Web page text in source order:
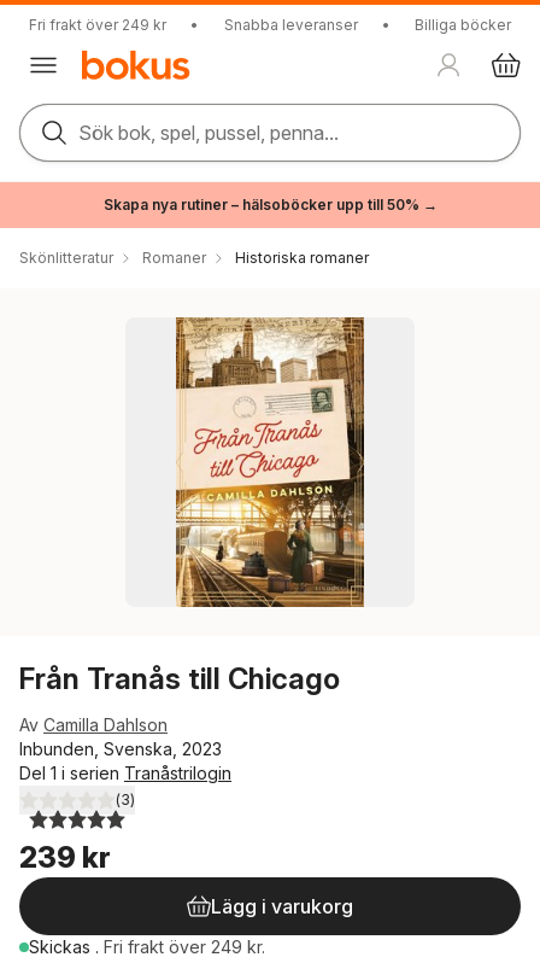
Fri frakt över 249 kr • Snabba leveranser • Billiga böcker
Sök bok, spel, pussel, penna...
Skapa nya rutiner – hälsoböcker upp till 50% →
Skönlitteratur Romaner Historiska romaner
Från Tranås till Chicago
Av Camilla Dahlson
Inbunden, Svenska, 2023
Del 1 i serien Tranåstrilogin
5,0utav 5 stjärnor. Totalt antal röster:
(3)
239 kr
Lägg i varukorg
Skickas . Fri frakt över 249 kr.